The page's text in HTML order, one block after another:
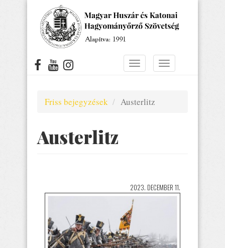
Navigáció
Navigáció
Friss bejegyzések
Austerlitz
Austerlitz
2023. DECEMBER 11.